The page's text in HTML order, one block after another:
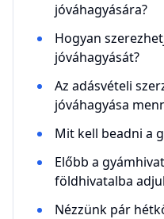
jóváhagyására?
Hogyan
jóváhagyását?
Az adásvételi
jóváhagyása
Mit kell beadni a
Előbb a
földhivatalba
Nézzünk pár